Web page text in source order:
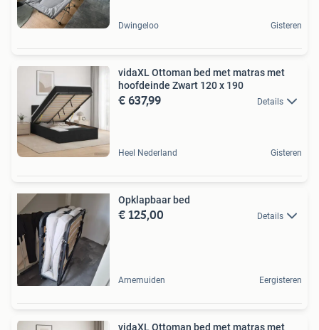
Dwingeloo Gisteren
vidaXL Ottoman bed met matras met
hoofdeinde Zwart 120 x 190
€ 637,99 Details
Heel Nederland Gisteren
Opklapbaar bed
€ 125,00 Details
Arnemuiden Eergisteren
vidaXL Ottoman bed met matras met